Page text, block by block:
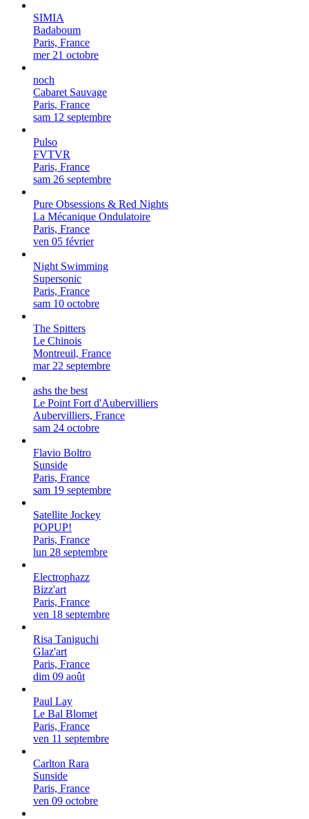
SIMIA
Badaboum
Paris, France
mer 21 octobre
noch
Cabaret Sauvage
Paris, France
sam 12 septembre
Pulso
FVTVR
Paris, France
sam 26 septembre
Pure Obsessions & Red Nights
La Mécanique Ondulatoire
Paris, France
ven 05 février
Night Swimming
Supersonic
Paris, France
sam 10 octobre
The Spitters
Le Chinois
Montreuil, France
mar 22 septembre
ashs the best
Le Point Fort d'Aubervilliers
Aubervilliers, France
sam 24 octobre
Flavio Boltro
Sunside
Paris, France
sam 19 septembre
Satellite Jockey
POPUP!
Paris, France
lun 28 septembre
Electrophazz
Bizz'art
Paris, France
ven 18 septembre
Risa Taniguchi
Glaz'art
Paris, France
dim 09 août
Paul Lay
Le Bal Blomet
Paris, France
ven 11 septembre
Carlton Rara
Sunside
Paris, France
ven 09 octobre